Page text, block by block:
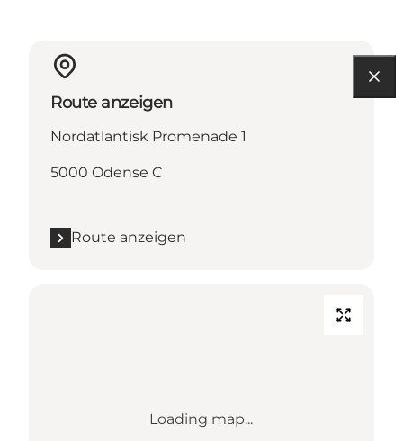
Route anzeigen
Nordatlantisk Promenade 1
5000 Odense C
Route anzeigen
Loading map...